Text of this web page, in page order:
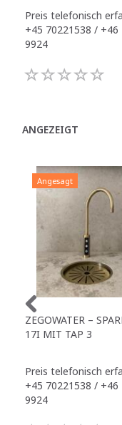
Preis telefonisch
+45 70221538 / +46
9924
ANGEZEIGT
Angesagt
ZEGOWATER –
17I MIT TAP 3
Preis telefonisch
+45 70221538 / +46
9924